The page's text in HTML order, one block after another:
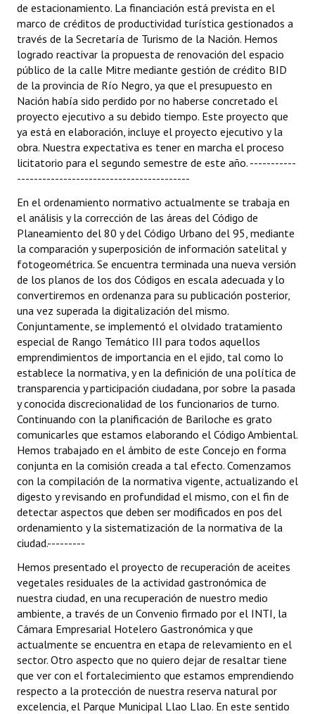
de estacionamiento. La financiación está prevista en el
marco de créditos de productividad turística gestionados a
través de la Secretaría de Turismo de la Nación. Hemos
logrado reactivar la propuesta de renovación del espacio
público de la calle Mitre mediante gestión de crédito BID
de la provincia de Río Negro, ya que el presupuesto en
Nación había sido perdido por no haberse concretado el
proyecto ejecutivo a su debido tiempo. Este proyecto que
ya está en elaboración, incluye el proyecto ejecutivo y la
obra. Nuestra expectativa es tener en marcha el proceso
licitatorio para el segundo semestre de este año. -----------
-----------------------------------------
En el ordenamiento normativo actualmente se trabaja en
el análisis y la corrección de las áreas del Código de
Planeamiento del 80 y del Código Urbano del 95, mediante
la comparación y superposición de información satelital y
fotogeométrica. Se encuentra terminada una nueva versión
de los planos de los dos Códigos en escala adecuada y lo
convertiremos en ordenanza para su publicación posterior,
una vez superada la digitalización del mismo.
Conjuntamente, se implementó el olvidado tratamiento
especial de Rango Temático III para todos aquellos
emprendimientos de importancia en el ejido, tal como lo
establece la normativa, y en la definición de una política de
transparencia y participación ciudadana, por sobre la pasada
y conocida discrecionalidad de los funcionarios de turno.
Continuando con la planificación de Bariloche es grato
comunicarles que estamos elaborando el Código Ambiental.
Hemos trabajado en el ámbito de este Concejo en forma
conjunta en la comisión creada a tal efecto. Comenzamos
con la compilación de la normativa vigente, actualizando el
digesto y revisando en profundidad el mismo, con el fin de
detectar aspectos que deben ser modificados en pos del
ordenamiento y la sistematización de la normativa de la
ciudad.---------
Hemos presentado el proyecto de recuperación de aceites
vegetales residuales de la actividad gastronómica de
nuestra ciudad, en una recuperación de nuestro medio
ambiente, a través de un Convenio firmado por el INTI, la
Cámara Empresarial Hotelero Gastronómica y que
actualmente se encuentra en etapa de relevamiento en el
sector. Otro aspecto que no quiero dejar de resaltar tiene
que ver con el fortalecimiento que estamos emprendiendo
respecto a la protección de nuestra reserva natural por
excelencia, el Parque Municipal Llao Llao. En este sentido